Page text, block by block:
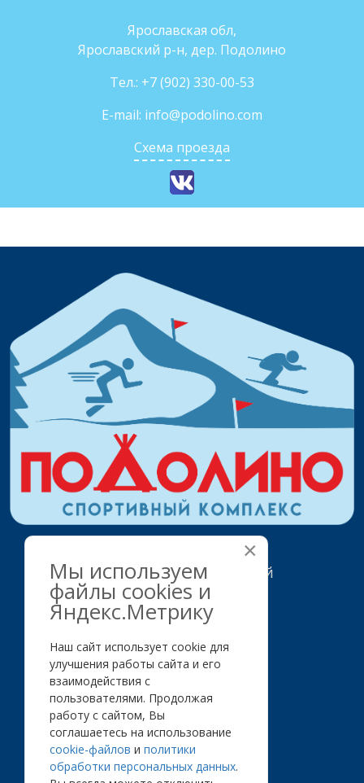
Ярославская обл,
Ярославский р-н, дер. Подолино
Тел.: +7 (902) 330-00-53
E-mail: info@podolino.com
Схема проезда
Отдыхв Подолино зимой
Горнолыжный склон
Лыжные трассы
Зимний тюбинг
Лазертаг
Керлинг
×
Мы используем
файлы cookies и
Яндекс.Метрику
Наш сайт использует cookie для
улучшения работы сайта и его
взаимодействия с
пользователями. Продолжая
работу с сайтом, Вы
соглашаетесь на использование
cookie-файлов и политики
обработки персональных данных.